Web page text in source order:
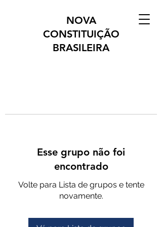
NOVA
CONSTITUIÇÃO
BRASILEIRA
Esse grupo não foi
encontrado
Volte para Lista de grupos e tente
novamente.